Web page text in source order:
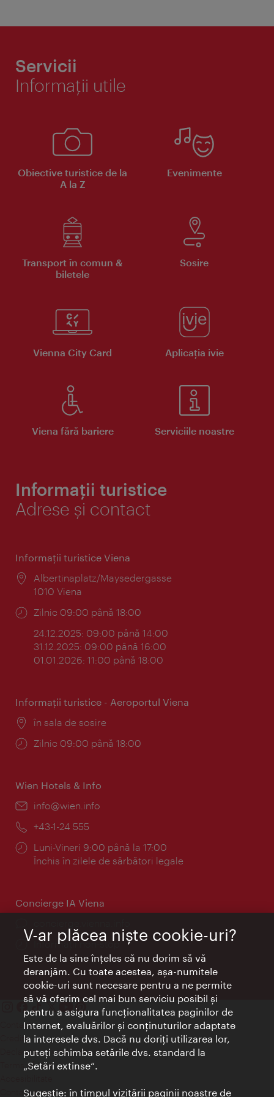
Servicii
Informaţii utile
Obiective turistice de la
A la Z
Evenimente
Transport în comun &
biletele
Sosire
Vienna City Card Aplicaţia ivie
Viena fără bariere Serviciile noastre
Informații turistice
Adrese și contact
Informaţii turistice Viena
Locul:
Albertinaplatz/Maysedergasse
1010 Viena
Program:
Zilnic 09:00 până 18:00
24.12.2025: 09:00 până 14:00
31.12.2025: 09:00 până 16:00
01.01.2026: 11:00 până 18:00
Informaţii turistice - Aeroportul Viena
Locul:
în sala de sosire
Program:
Zilnic 09:00 până 18:00
Wien Hotels & Info
E-
info@wien.info
Telefon:
+43-1-24 555
Program:
Luni-Vineri 9:00 până la 17:00
Închis în zilele de sărbători legale
Concierge IA Viena
Informații non-stop
Contact
Credits
Declaraţie privind protecţia datelor
Terms of Use
Contact presa
V-ar plăcea nişte cookie-uri?
Este de la sine înţeles că nu dorim să vă
deranjăm. Cu toate acestea, aşa-numitele
cookie-uri sunt necesare pentru a ne permite
să vă oferim cel mai bun serviciu posibil şi
pentru a asigura funcţionalitatea paginilor de
Internet, evaluărilor şi conţinuturilor adaptate
la interesele dvs. Dacă nu doriţi utilizarea lor,
puteţi schimba setările dvs. standard la
„Setări extinse“.
Sugestie: în timpul vizitării paginii noastre de